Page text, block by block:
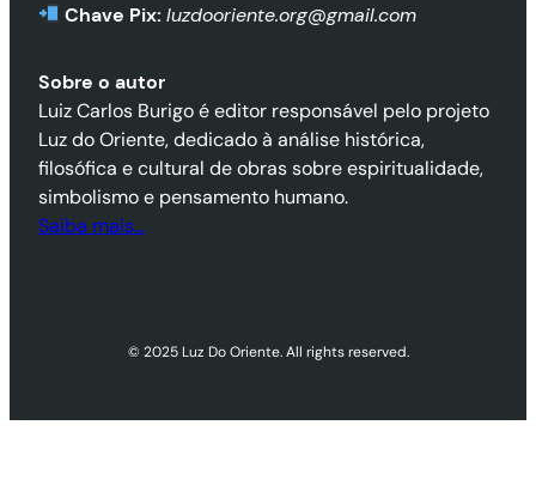
Chave Pix: luzdooriente.org@gmail.com
Sobre o autor
Luiz Carlos Burigo é editor responsável pelo projeto
Luz do Oriente, dedicado à análise histórica,
filosófica e cultural de obras sobre espiritualidade,
simbolismo e pensamento humano.
Saiba mais…
© 2025 Luz Do Oriente. All rights reserved.